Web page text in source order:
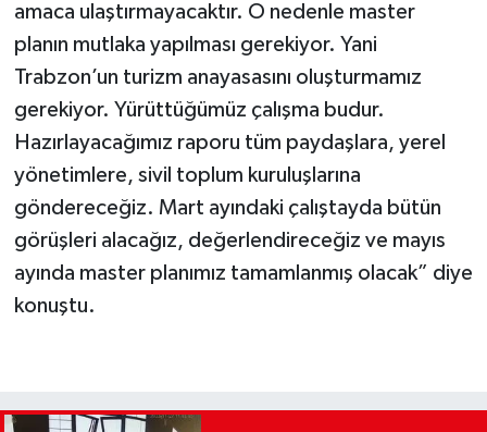
amaca ulaştırmayacaktır. O nedenle master
planın mutlaka yapılması gerekiyor. Yani
Trabzon’un turizm anayasasını oluşturmamız
gerekiyor. Yürüttüğümüz çalışma budur.
Hazırlayacağımız raporu tüm paydaşlara, yerel
yönetimlere, sivil toplum kuruluşlarına
göndereceğiz. Mart ayındaki çalıştayda bütün
görüşleri alacağız, değerlendireceğiz ve mayıs
ayında master planımız tamamlanmış olacak” diye
konuştu.